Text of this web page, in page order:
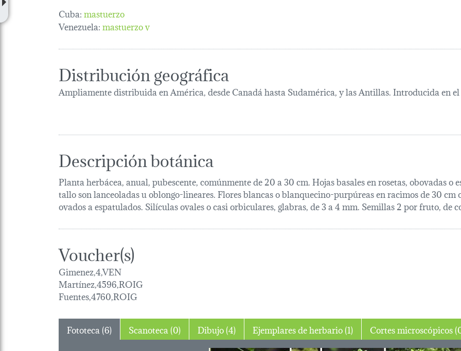
Cuba:mastuerzo
Venezuela:mastuerzo v
Distribución geográfica
Ampliamente distribuida en América, desde Canadá hasta Sudamérica, y las Antillas. Introducida en
Descripción botánica
Planta herbácea, anual, pubescente, comúnmente de 20 a 30 cm. Hojas basales en rosetas, obovadas
tallo son lanceoladas u oblongo-lineares. Flores blancas o blanquecino-purpúreas en racimos de 30 cm
ovados a espatulados. Silículas ovales o casi orbiculares, glabras, de 3 a 4 mm. Semillas 2 por fruto, de
Voucher(s)
Gimenez,4,VEN
Martínez,4596,ROIG
Fuentes,4760,ROIG
Fototeca (6) Scanoteca (0) Dibujo (4) Ejemplares de herbario (1) Cortes